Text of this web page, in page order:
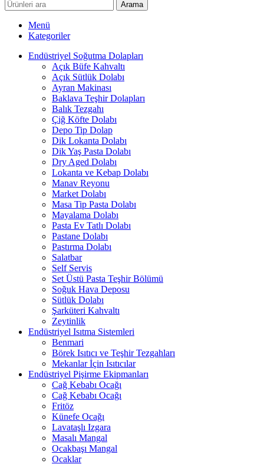
Arama
Menü
Kategoriler
Endüstriyel Soğutma Dolapları
Açık Büfe Kahvaltı
Açık Sütlük Dolabı
Ayran Makinası
Baklava Teşhir Dolapları
Balık Tezgahı
Çiğ Köfte Dolabı
Depo Tip Dolap
Dik Lokanta Dolabı
Dik Yaş Pasta Dolabı
Dry Aged Dolabı
Lokanta ve Kebap Dolabı
Manav Reyonu
Market Dolabı
Masa Tip Pasta Dolabı
Mayalama Dolabı
Pasta Ev Tatlı Dolabı
Pastane Dolabı
Pastırma Dolabı
Salatbar
Self Servis
Set Üstü Pasta Teşhir Bölümü
Soğuk Hava Deposu
Sütlük Dolabı
Şarküteri Kahvaltı
Zeytinlik
Endüstriyel Isıtma Sistemleri
Benmari
Börek Isıtıcı ve Teşhir Tezgahları
Mekanlar İçin Isıtıcılar
Endüstriyel Pişirme Ekipmanları
Cağ Kebabı Ocağı
Cağ Kebabı Ocağı
Fritöz
Künefe Ocağı
Lavataşlı Izgara
Masalı Mangal
Ocakbaşı Mangal
Ocaklar